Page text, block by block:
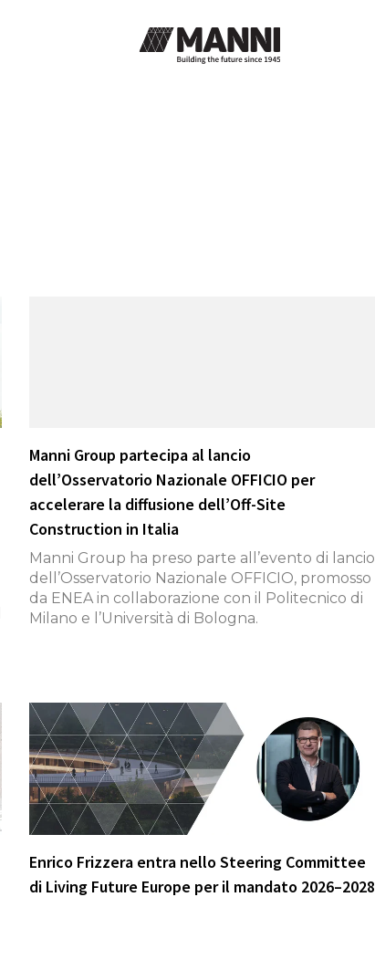
Manni Group partecipa al lancio
dell’Osservatorio Nazionale OFFICIO per
accelerare la diffusione dell’Off-Site
Construction in Italia
Manni Group ha preso parte all’evento di lancio
dell’Osservatorio Nazionale OFFICIO, promosso
da ENEA in collaborazione con il Politecnico di
Milano e l’Università di Bologna.
Enrico Frizzera entra nello Steering Committee
di Living Future Europe per il mandato 2026–2028